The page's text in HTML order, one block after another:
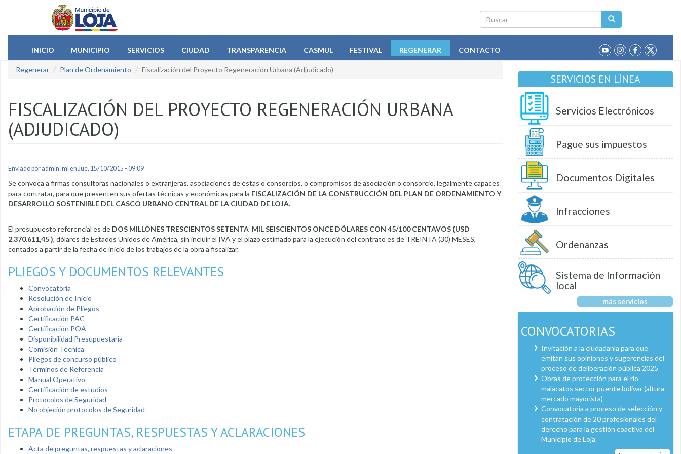
Pasar al contenido principal
Buscar
INICIO
MUNICIPIO SERVICIOS CIUDAD TRANSPARENCIA CASMUL FESTIVAL REGENERAR CONTACTO
Regenerar Plan de Ordenamiento Fiscalización del Proyecto Regeneración Urbana (Adjudicado)
FISCALIZACIÓN DEL PROYECTO REGENERACIÓN URBANA
(ADJUDICADO)
Enviado por admin iml en Jue, 15/10/2015 - 09:09
Se convoca a firmas consultoras nacionales o extranjeras, asociaciones de éstas o consorcios, o compromisos de asociación o consorcio, legalmente capaces
para contratar, para que presenten sus ofertas técnicas y económicas para la FISCALIZACIÓN DE LA CONSTRUCCIÓN DEL PLAN DE ORDENAMIENTO Y
DESARROLLO SOSTENIBLE DEL CASCO URBANO CENTRAL DE LA CIUDAD DE LOJA.
El presupuesto referencial es de DOS MILLONES TRESCIENTOS SETENTA MIL SEISCIENTOS ONCE DÓLARES CON 45/100 CENTAVOS (USD
2.370.611,45 ), dólares de Estados Unidos de América, sin incluir el IVA y el plazo estimado para la ejecución del contrato es de TREINTA (30) MESES,
contados a partir de la fecha de inicio de los trabajos de la obra a fiscalizar.
PLIEGOS Y DOCUMENTOS RELEVANTES
Convocatoria
Resolución de Inicio
Aprobación de Pliegos
Certificación PAC
Certificación POA
Disponibilidad Presupuestaria
Comisión Técnica
Pliegos de concurso público
Términos de Referencia
Manual Operativo
Certificación de estudios
Protocolos de Seguridad
No objeción protocolos de Seguridad
ETAPA DE PREGUNTAS, RESPUESTAS Y ACLARACIONES
Acta de preguntas, respuestas y aclaraciones
SERVICIOS EN LÍNEA
Servicios Electrónicos
Pague sus impuestos
Documentos Digitales
Infracciones
Ordenanzas
Sistema de Información
local
más servicios
CONVOCATORIAS
Invitación a la ciudadanía para que
emitan sus opiniones y sugerencias del
proceso de deliberación pública 2025
Obras de protección para el río
malacatos sector puente bolívar (altura
mercado mayorista)
Convocatoria a proceso de selección y
contratación de 20 profesionales del
derecho para la gestión coactiva del
Municipio de Loja